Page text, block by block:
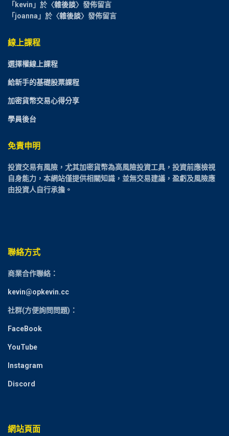
「 kevin 」於〈雜後談〉發佈留言
「 joanna 」於〈雜後談〉發佈留言
線上課程
選擇權線上課程
給新手的基礎股票課程
加密貨幣交易心得分享
學員後台
免責申明
投資交易有風險，尤其加密貨幣為高風險投資工具，投資前應檢視
自身能力，本網站僅提供相關知識，並無交易建議，盈虧及風險應
由投資人自行承擔。
聯絡方式
商業合作聯絡：
kevin@opkevin.cc
社群(方便詢問問題)：
FaceBook
YouTube
Instagram
Discord
網站頁面